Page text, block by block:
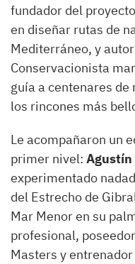
fundador del
en diseñar rutas de
Mediterráneo, y
Conservacionista
guía a centenares
los rincones más
Le acompañaron un
primer nivel: Agustín
experimentado
del Estrecho de
Mar Menor en su
profesional,
Masters y